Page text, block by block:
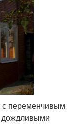
с переменчивым
дождливыми